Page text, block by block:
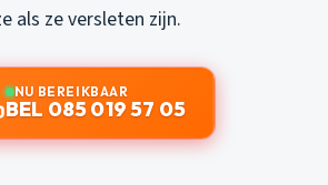
als ze versleten zijn.
NU BEREIKBAAR
BEL 085 019 57 05